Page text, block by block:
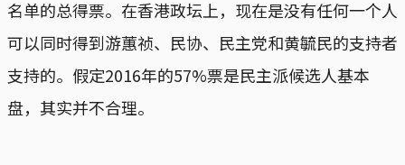
名单的总得票。在香港政坛上，现在是没有任何一个人
可以同时得到游蕙祯、民协、民主党和黄毓民的支持者
支持的。假定2016年的57%票是民主派候选人基本
盘，其实并不合理。